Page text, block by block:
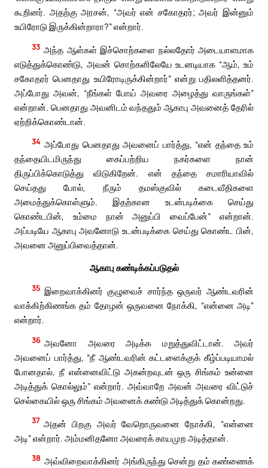
கூறினர். அதற்கு அரசன், “அவர் என் சகோதரர்; அவர் இன்னும்
உயிரோடு இருக்கின்றாரா?” என்றார்.
33 அந்த ஆள்கள் இச்சொற்களை நல்லதோர் அடையாளமாக
எடுத்துக்கொண்டு, அவன் சொற்களிலேயே உடனடியாக “ஆம், உம்
சகோதரர் பெனதாது உயிரோடிருக்கின்றார்” என்று பதிலளித்தனர்.
அப்போது அவன், “நீங்கள் போய் அவரை அழைத்து வாருங்கள்”
என்றான். பெனதாது அவனிடம் வந்ததும் ஆகாபு அவனைத் தேரில்
ஏற்றிக்கொண்டான்.
34 அப்போது பெனதாது அவனைப் பார்த்து, “என் தந்தை உம்
தந்தையிடமிருந்து கைப்பற்றிய நகர்களை நான்
திருப்பிக்கொடுத்து விடுகிறேன். என் தந்தை சமாரியாவில்
செய்தது போல், நீரும் தமஸ்குவில் கடைவீதிகளை
அமைத்துக்கொள்ளும். இதற்கான உடன்படிக்கை செய்து
கொண்டபின், உம்மை நான் அனுப்பி வைப்பேன்” என்றான்.
அப்படியே ஆகாபு அவனோடு உடன்படிக்கை செய்து கொண்ட பின்,
அவனை அனுப்பிவைத்தான்.
ஆகாபு கண்டிக்கப்படுதல்
35 இறைவாக்கினர் குழுவைச் சார்ந்த ஒருவர் ஆண்டவரின்
வாக்கிற்கிணங்க தம் தோழன் ஒருவனை நோக்கி, “என்னை அடி”
என்றார்.
36 அவனோ அவரை அடிக்க மறுத்துவிட்டான். அவர்
அவனைப் பார்த்து, “நீ ஆண்டவரின் கட்டளைக்குக் கீழ்ப்படியாமல்
போனதால், நீ என்னைவிட்டு அகன்றவுடன் ஒரு சிங்கம் உன்னை
அடித்துக் கொல்லும்” என்றார். அவ்வாறே அவன் அவரை விட்டுச்
செல்கையில் ஒரு சிங்கம் அவனைக் கண்டு அடித்துக் கொன்றது.
37 அதன் பிறகு அவர் வேறொருவனை நோக்கி, “என்னை
அடி” என்றார். அம்மனிதனோ அவரைக் காயமுற அடித்தான்.
38 அவ்விறைவாக்கினர் அங்கிருந்து சென்று தம் கண்ணைக்